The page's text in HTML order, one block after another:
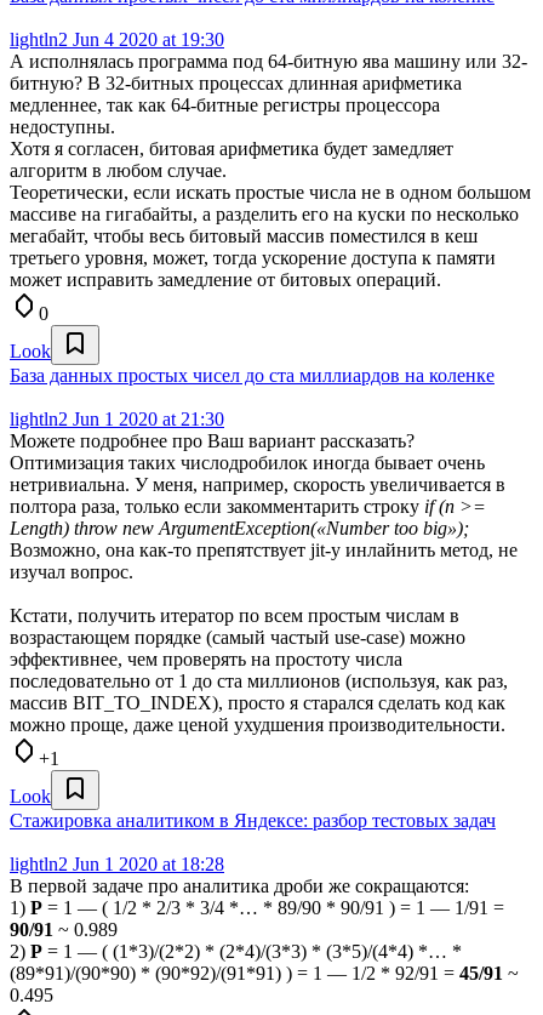
lightln2 Jun 4 2020 at 19:30
А исполнялась программа под 64-битную ява машину или 32-
битную? В 32-битных процессах длинная арифметика
медленнее, так как 64-битные регистры процессора
недоступны.
Хотя я согласен, битовая арифметика будет замедляет
алгоритм в любом случае.
Теоретически, если искать простые числа не в одном большом
массиве на гигабайты, а разделить его на куски по несколько
мегабайт, чтобы весь битовый массив поместился в кеш
третьего уровня, может, тогда ускорение доступа к памяти
может исправить замедление от битовых операций.
0
Look
База данных простых чисел до ста миллиардов на коленке
lightln2 Jun 1 2020 at 21:30
Можете подробнее про Ваш вариант рассказать?
Оптимизация таких числодробилок иногда бывает очень
нетривиальна. У меня, например, скорость увеличивается в
полтора раза, только если закомментарить строку if (n >=
Length) throw new ArgumentException(«Number too big»);
Возможно, она как-то препятствует jit-у инлайнить метод, не
изучал вопрос.
Кстати, получить итератор по всем простым числам в
возрастающем порядке (самый частый use-case) можно
эффективнее, чем проверять на простоту числа
последовательно от 1 до ста миллионов (используя, как раз,
массив BIT_TO_INDEX), просто я старался сделать код как
можно проще, даже ценой ухудшения производительности.
+1
Look
Стажировка аналитиком в Яндексе: разбор тестовых задач
lightln2 Jun 1 2020 at 18:28
В первой задаче про аналитика дроби же сокращаются:
1) P = 1 — ( 1/2 * 2/3 * 3/4 *… * 89/90 * 90/91 ) = 1 — 1/91 =
90/91 ~ 0.989
2) P = 1 — ( (1*3)/(2*2) * (2*4)/(3*3) * (3*5)/(4*4) *… *
(89*91)/(90*90) * (90*92)/(91*91) ) = 1 — 1/2 * 92/91 = 45/91 ~
0.495